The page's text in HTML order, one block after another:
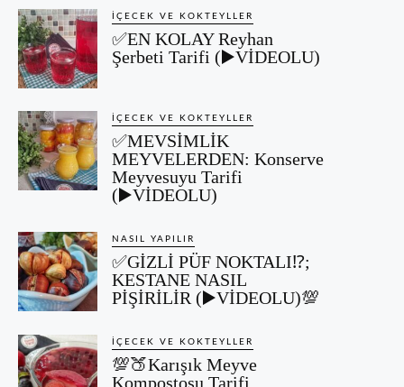
İÇECEK VE KOKTEYLLER
✅EN KOLAY Reyhan
Şerbeti Tarifi (▶️VİDEOLU)
İÇECEK VE KOKTEYLLER
✅MEVSİMLİK
MEYVELERDEN: Konserve
Meyvesuyu Tarifi
(▶️VİDEOLU)
NASIL YAPILIR
✅GİZLİ PÜF NOKTALI⁉️;
KESTANE NASIL
PİŞİRİLİR (▶️VİDEOLU)💯
İÇECEK VE KOKTEYLLER
💯🍑Karışık Meyve
Kompostosu Tarifi